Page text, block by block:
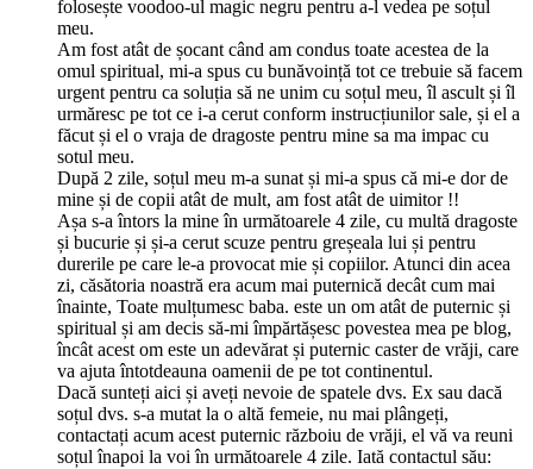
folosește voodoo-ul magic negru pentru a-l vedea pe soțul
meu.
Am fost atât de șocant când am condus toate acestea de la
omul spiritual, mi-a spus cu bunăvoință tot ce trebuie să facem
urgent pentru ca soluția să ne unim cu soțul meu, îl ascult și îl
urmăresc pe tot ce i-a cerut conform instrucțiunilor sale, și el a
făcut și el o vraja de dragoste pentru mine sa ma impac cu
sotul meu.
După 2 zile, soțul meu m-a sunat și mi-a spus că mi-e dor de
mine și de copii atât de mult, am fost atât de uimitor !!
Așa s-a întors la mine în următoarele 4 zile, cu multă dragoste
și bucurie și și-a cerut scuze pentru greșeala lui și pentru
durerile pe care le-a provocat mie și copiilor. Atunci din acea
zi, căsătoria noastră era acum mai puternică decât cum mai
înainte, Toate mulțumesc baba. este un om atât de puternic și
spiritual și am decis să-mi împărtășesc povestea mea pe blog,
încât acest om este un adevărat și puternic caster de vrăji, care
va ajuta întotdeauna oamenii de pe tot continentul.
Dacă sunteți aici și aveți nevoie de spatele dvs. Ex sau dacă
soțul dvs. s-a mutat la o altă femeie, nu mai plângeți,
contactați acum acest puternic războiu de vrăji, el vă va reuni
soțul înapoi la voi în următoarele 4 zile. Iată contactul său: